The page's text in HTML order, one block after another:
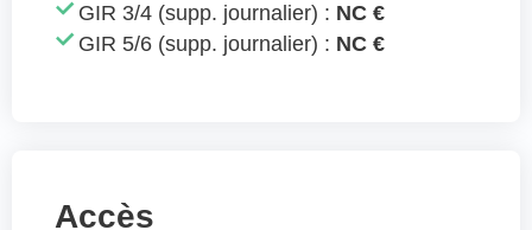
GIR 3/4 (supp. journalier) : NC €
GIR 5/6 (supp. journalier) : NC €
Accès